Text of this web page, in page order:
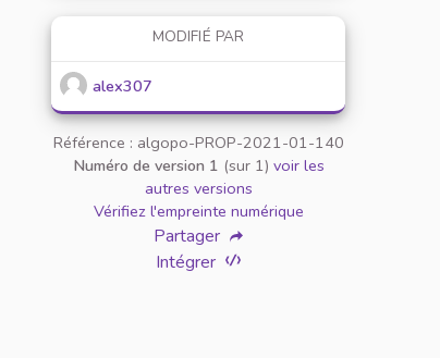
MODIFIÉ PAR
alex307
Référence : algopo-PROP-2021-01-140
Numéro de version 1 (sur 1) voir les
autres versions
Vérifiez l'empreinte numérique
Partager
Intégrer